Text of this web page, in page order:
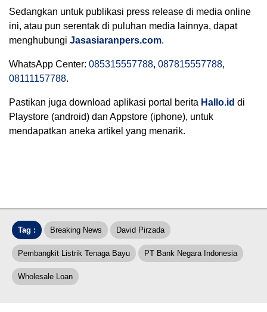
Sedangkan untuk publikasi press release di media online
ini, atau pun serentak di puluhan media lainnya, dapat
menghubungi Jasasiaranpers.com.
WhatsApp Center: 085315557788, 087815557788,
08111157788.
Pastikan juga download aplikasi portal berita Hallo.id di
Playstore (android) dan Appstore (iphone), untuk
mendapatkan aneka artikel yang menarik.
Tag : Breaking News David Pirzada
Pembangkit Listrik Tenaga Bayu PT Bank Negara Indonesia
Wholesale Loan